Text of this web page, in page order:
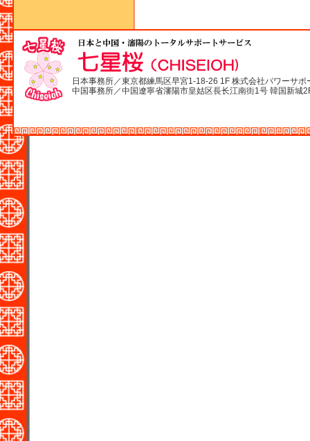
日本事務所／東京都練馬区早宮1-18-26 1F 株式会社パワーサポ
中国事務所／中国遼寧省瀋陽市皇姑区長长江南街1号 韓国新城